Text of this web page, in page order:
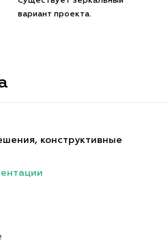
вариант проекта.
конструктивные